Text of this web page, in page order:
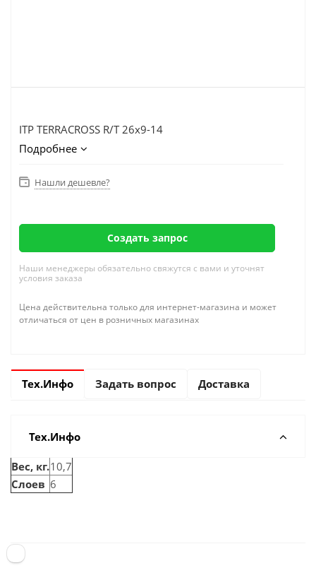
ITP TERRACROSS R/T 26x9-14
Подробнее
Нашли дешевле?
Создать запрос
Наши менеджеры обязательно свяжутся с вами и уточнят
условия заказа
Цена действительна только для интернет-магазина и может
отличаться от цен в розничных магазинах
Тех.Инфо Задать вопрос Доставка
Тех.Инфо
Вес, кг.10,7
Слоев 6